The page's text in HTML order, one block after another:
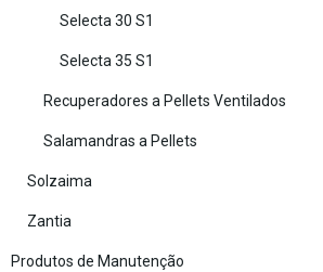
Selecta 30 S1
Selecta 35 S1
Recuperadores a Pellets Ventilados
Salamandras a Pellets
Solzaima
Zantia
Produtos de Manutenção